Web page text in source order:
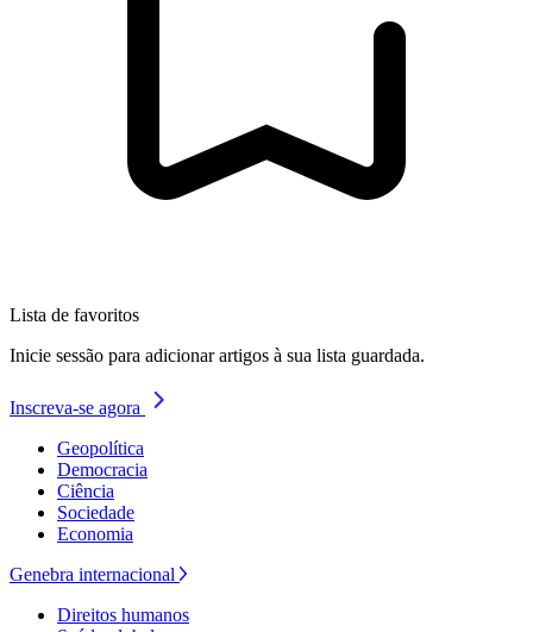
Lista de favoritos
Inicie sessão para adicionar artigos à sua lista guardada.
Inscreva-se agora
Geopolítica
Democracia
Ciência
Sociedade
Economia
Genebra internacional
Direitos humanos